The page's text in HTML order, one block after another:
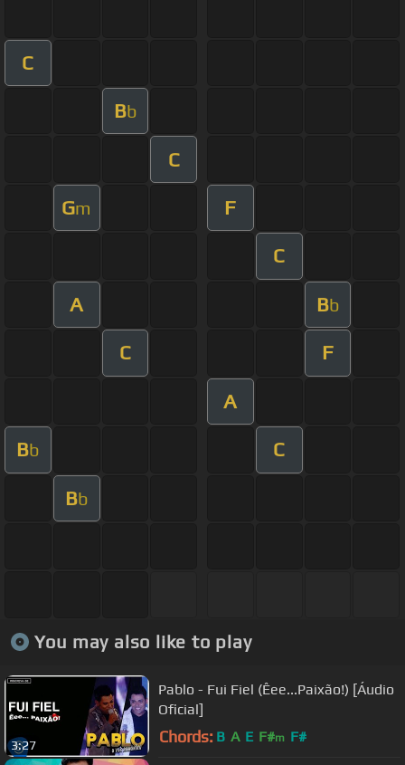
C
Bb
C
Gm F
C
A Bb
C F
A
Bb C
Bb
You may also like to play
3:27
Pablo - Fui Fiel (Êee...Paixão!) [Áudio
Oficial]
Chords: B A E F#m F#